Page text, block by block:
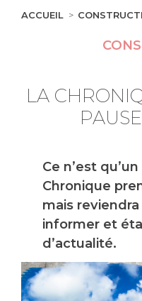
ACCUEIL
LA
Ce n’est
Chronique
mais
informer et
d’actualité.